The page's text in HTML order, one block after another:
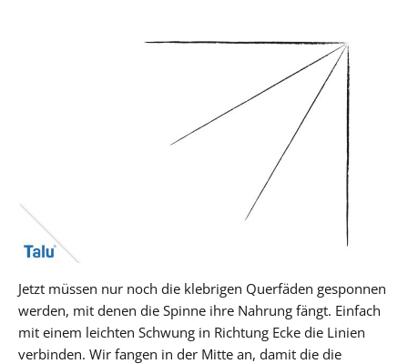
Jetzt müssen nur noch die klebrigen Querfäden gesponnen
werden, mit denen die Spinne ihre Nahrung fängt. Einfach
mit einem leichten Schwung in Richtung Ecke die Linien
verbinden. Wir fangen in der Mitte an, damit die die